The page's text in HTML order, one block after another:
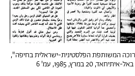
המשותפת הפלסטינית-ישראלית בחיפה",
20 במרץ, 1985, עמ' 6